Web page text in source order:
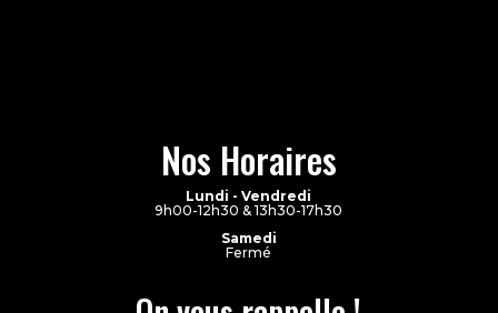
Nos Horaires
Lundi - Vendredi
9h00-12h30 & 13h30-17h30
Samedi
Fermé